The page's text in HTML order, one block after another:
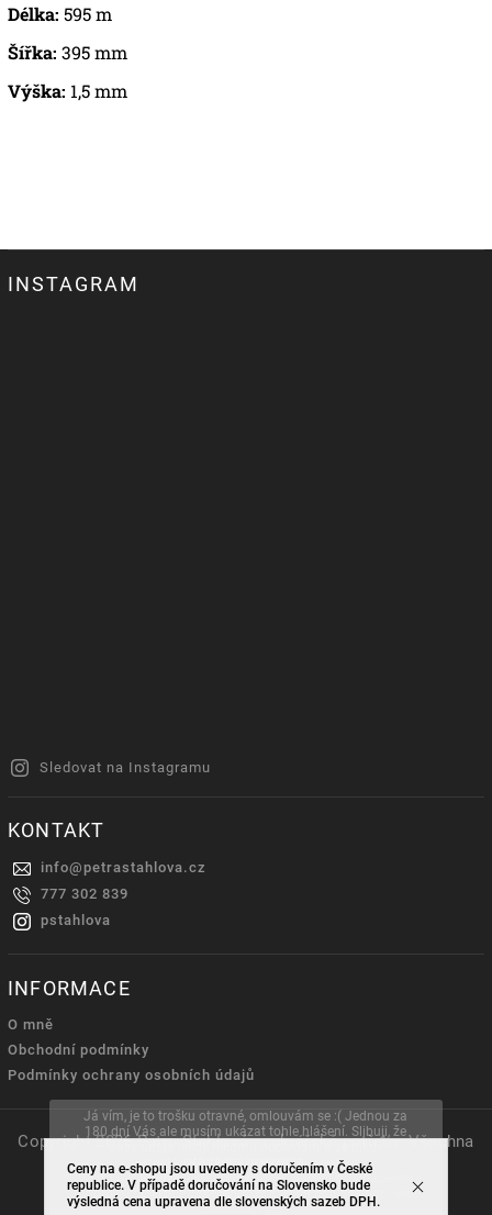
Já vím, je to trošku otravné, omlouvám se :( Jednou za
180 dní Vás ale musím ukázat tohle hlášení. Slibuji, že
nedostanete žádný nevyžádaný e-mail.
Tento web používá soubory cookie. Dalším procházením
tohoto webu vyjadřujete souhlas s jejich používáním.. Více
informacízde.
Ceny na e-shopu jsou uvedeny s doručením v České
republice. V případě doručování na Slovensko bude
výsledná cena upravena dle slovenských sazeb DPH.
Délka: 595 m
Šířka: 395 mm
Výška: 1,5 mm
INSTAGRAM
Sledovat na Instagramu
KONTAKT
info@petrastahlova.cz
777 302 839
pstahlova
INFORMACE
O mně
Obchodní podmínky
Podmínky ochrany osobních údajů
Copyright 2026Petra Stahlová - cukrářské potřeby. Všechna
práva vyhrazena.
VytvořilShoptet| DesignShoptak.cz.